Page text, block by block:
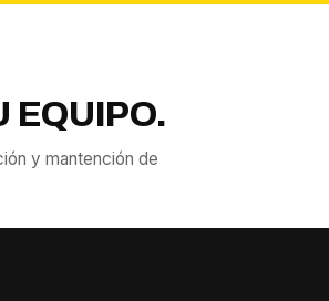
EQUIPO.
y mantención de